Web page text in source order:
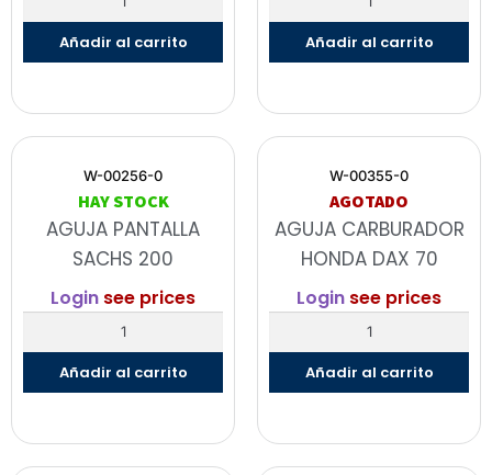
Añadir al carrito Añadir al carrito
W-00256-0
HAY STOCK
AGUJA PANTALLA
SACHS 200
Login see prices
Añadir al carrito
W-00355-0
AGOTADO
AGUJA CARBURADOR
HONDA DAX 70
Login see prices
Añadir al carrito